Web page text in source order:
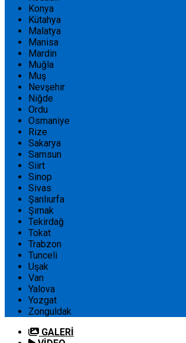
Konya
Kütahya
Malatya
Manisa
Mardin
Muğla
Muş
Nevşehir
Niğde
Ordu
Osmaniye
Rize
Sakarya
Samsun
Siirt
Sinop
Sivas
Şanlıurfa
Şırnak
Tekirdağ
Tokat
Trabzon
Tunceli
Uşak
Van
Yalova
Yozgat
Zonguldak
GALERİ